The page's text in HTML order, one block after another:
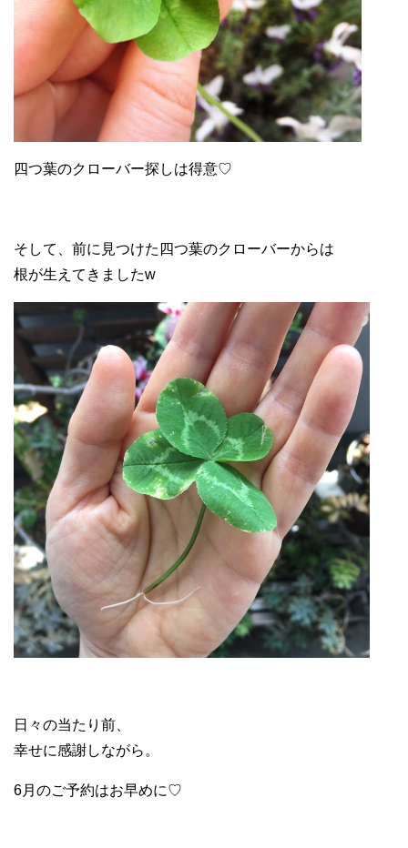
四つ葉のクローバー探しは得意♡
そして、前に見つけた四つ葉のクローバーからは
根が生えてきましたw
日々の当たり前、
幸せに感謝しながら。
6月のご予約はお早めに♡